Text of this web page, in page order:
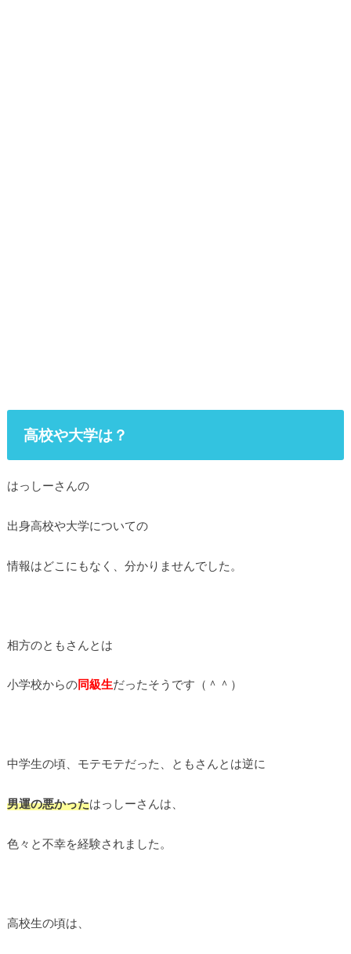
高校や大学は？
はっしーさんの
出身高校や大学についての
情報はどこにもなく、分かりませんでした。
相方のともさんとは
小学校からの同級生だったそうです（＾＾）
中学生の頃、モテモテだった、ともさんとは逆に
男運の悪かったはっしーさんは、
色々と不幸を経験されました。
高校生の頃は、